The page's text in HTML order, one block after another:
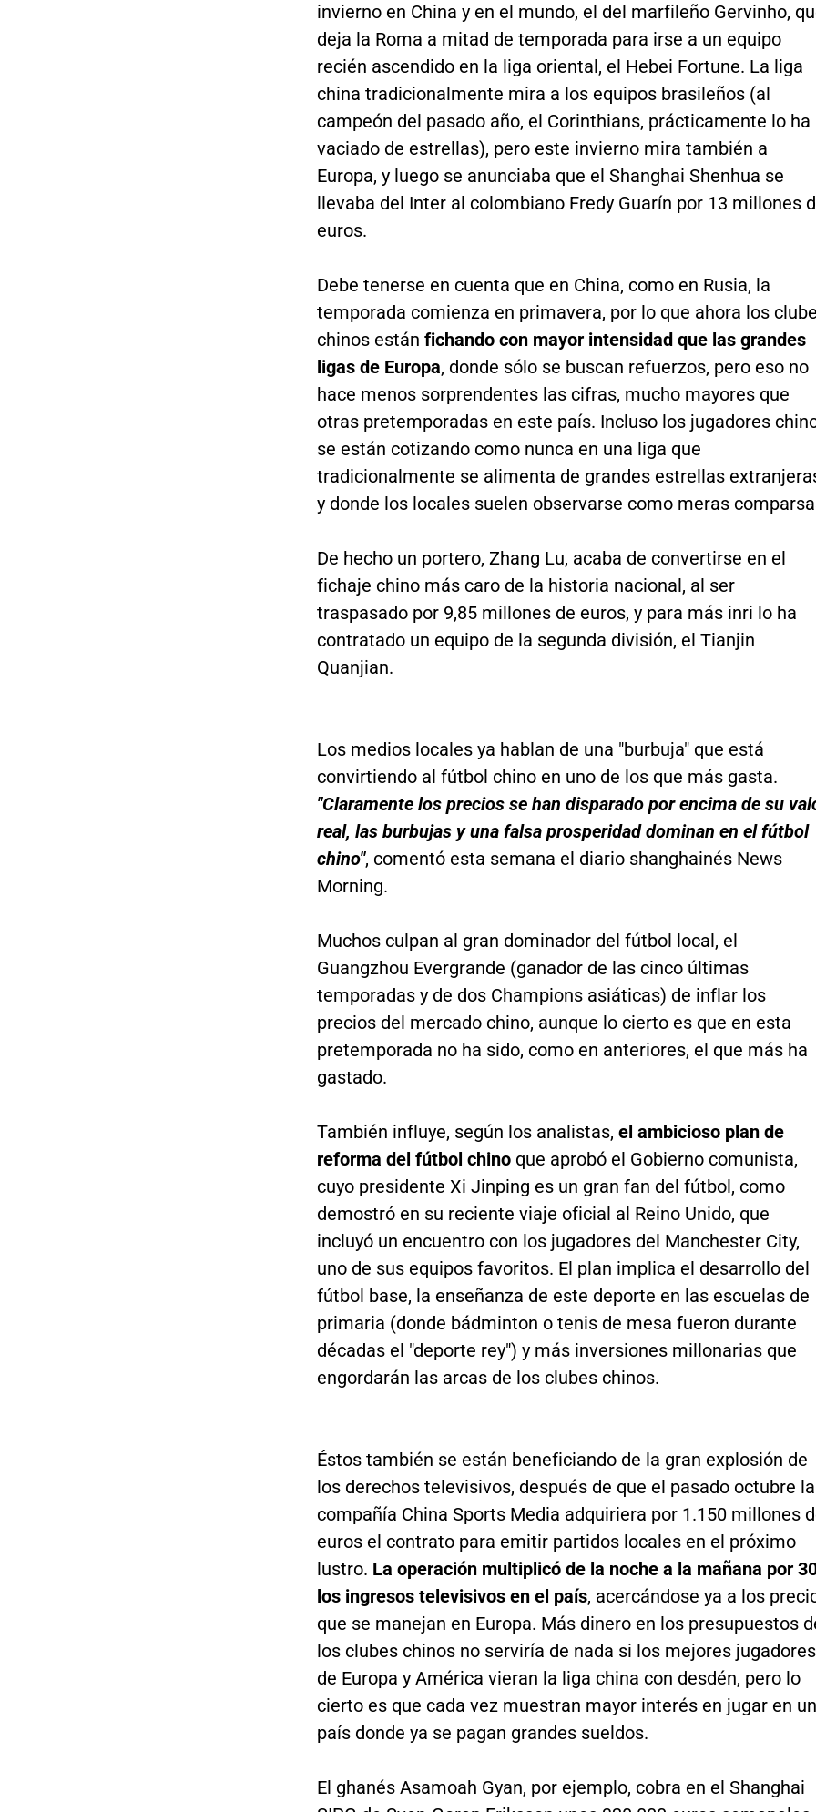
invierno en China y en el mundo, el del marfileño Gervinho,
deja la Roma a mitad de temporada para irse a un equipo
recién ascendido en la liga oriental, el Hebei Fortune. La liga
china tradicionalmente mira a los equipos brasileños (al
campeón del pasado año, el Corinthians, prácticamente lo ha
vaciado de estrellas), pero este invierno mira también a
Europa, y luego se anunciaba que el Shanghai Shenhua se
llevaba del Inter al colombiano Fredy Guarín por 13 millones
euros.
Debe tenerse en cuenta que en China, como en Rusia, la
temporada comienza en primavera, por lo que ahora los
chinos están fichando con mayor intensidad que las grandes
ligas de Europa, donde sólo se buscan refuerzos, pero eso no
hace menos sorprendentes las cifras, mucho mayores que
otras pretemporadas en este país. Incluso los jugadores
se están cotizando como nunca en una liga que
tradicionalmente se alimenta de grandes estrellas
y donde los locales suelen observarse como meras
De hecho un portero, Zhang Lu, acaba de convertirse en el
fichaje chino más caro de la historia nacional, al ser
traspasado por 9,85 millones de euros, y para más inri lo ha
contratado un equipo de la segunda división, el Tianjin
Quanjian.
Los medios locales ya hablan de una "burbuja" que está
convirtiendo al fútbol chino en uno de los que más gasta.
"Claramente los precios se han disparado por encima de su
real, las burbujas y una falsa prosperidad dominan en el fútbol
chino", comentó esta semana el diario shanghainés News
Morning.
Muchos culpan al gran dominador del fútbol local, el
Guangzhou Evergrande (ganador de las cinco últimas
temporadas y de dos Champions asiáticas) de inflar los
precios del mercado chino, aunque lo cierto es que en esta
pretemporada no ha sido, como en anteriores, el que más ha
gastado.
También influye, según los analistas, el ambicioso plan de
reforma del fútbol chinoque aprobó el Gobierno comunista,
cuyo presidente Xi Jinping es un gran fan del fútbol, como
demostró en su reciente viaje oficial al Reino Unido, que
incluyó un encuentro con los jugadores del Manchester City,
uno de sus equipos favoritos. El plan implica el desarrollo del
fútbol base, la enseñanza de este deporte en las escuelas de
primaria (donde bádminton o tenis de mesa fueron durante
décadas el "deporte rey") y más inversiones millonarias que
engordarán las arcas de los clubes chinos.
Éstos también se están beneficiando de la gran explosión de
los derechos televisivos, después de que el pasado octubre la
compañía China Sports Media adquiriera por 1.150 millones
euros el contrato para emitir partidos locales en el próximo
lustro. La operación multiplicó de la noche a la mañana por
los ingresos televisivos en el país, acercándose ya a los
que se manejan en Europa. Más dinero en los presupuestos
los clubes chinos no serviría de nada si los mejores jugadores
de Europa y América vieran la liga china con desdén, pero lo
cierto es que cada vez muestran mayor interés en jugar en un
país donde ya se pagan grandes sueldos.
El ghanés Asamoah Gyan, por ejemplo, cobra en el Shanghai